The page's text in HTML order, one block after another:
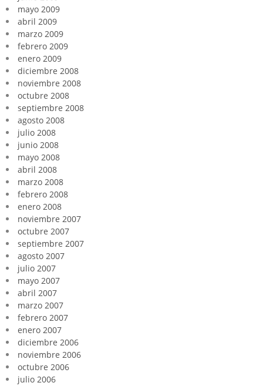
mayo 2009
abril 2009
marzo 2009
febrero 2009
enero 2009
diciembre 2008
noviembre 2008
octubre 2008
septiembre 2008
agosto 2008
julio 2008
junio 2008
mayo 2008
abril 2008
marzo 2008
febrero 2008
enero 2008
noviembre 2007
octubre 2007
septiembre 2007
agosto 2007
julio 2007
mayo 2007
abril 2007
marzo 2007
febrero 2007
enero 2007
diciembre 2006
noviembre 2006
octubre 2006
julio 2006